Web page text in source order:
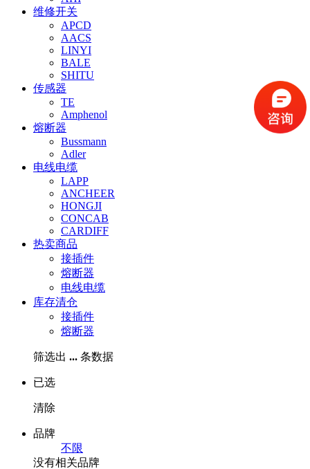
维修开关
APCD
AACS
LINYI
BALE
SHITU
传感器
TE
Amphenol
熔断器
Bussmann
Adler
电线电缆
LAPP
ANCHEER
HONGJI
CONCAB
CARDIFF
热卖商品
接插件
熔断器
电线电缆
库存清仓
接插件
熔断器
筛选出 ... 条数据
已选
清除
品牌
不限
没有相关品牌